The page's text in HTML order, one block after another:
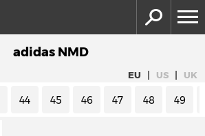
adidas NMD
EU | US | UK
44 45 46 47 48 49